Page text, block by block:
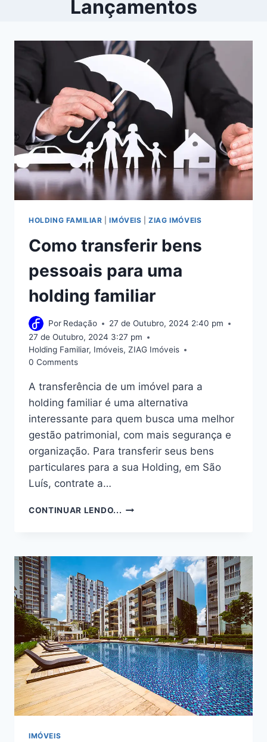
Lançamentos
HOLDING FAMILIAR |IMÓVEIS |ZIAG IMÓVEIS
Como transferir bens
pessoais para uma
holding familiar
Por Redação
27 de Outubro, 2024 2:40 pm
27 de Outubro, 2024 3:27 pm
Holding Familiar, Imóveis, ZIAG Imóveis
0 Comments
A transferência de um imóvel para a
holding familiar é uma alternativa
interessante para quem busca uma melhor
gestão patrimonial, com mais segurança e
organização. Para transferir seus bens
particulares para a sua Holding, em São
Luís, contrate a…
CONTINUAR LENDO... COMO
PARA
UMA
HOLDING
FAMILIAR
IMÓVEIS